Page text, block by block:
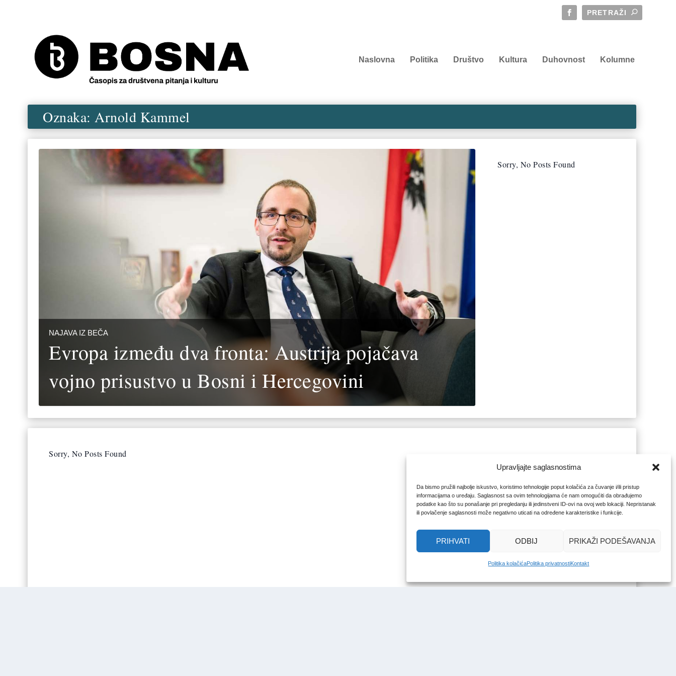
Upravljajte saglasnostima
Da bismo pružili najbolje iskustvo, koristimo tehnologije poput kolačića za čuvanje i/ili pristup
informacijama o uređaju. Saglasnost sa ovim tehnologijama će nam omogućiti da obrađujemo
podatke kao što su ponašanje pri pregledanju ili jedinstveni ID-ovi na ovoj web lokaciji. Nepristanak
ili povlačenje saglasnosti može negativno uticati na određene karakteristike i funkcije.
PRIHVATI ODBIJ PRIKAŽI PODEŠAVANJA
Politika kolačićaPolitika privatnostiKontakt
Naslovna Politika Društvo Kultura Duhovnost Kolumne
Oznaka:Arnold Kammel
NAJAVA IZ BEČA
Evropa između dva fronta: Austrija pojačava
vojno prisustvo u Bosni i Hercegovini
Sorry, No Posts Found
Sorry, No Posts Found